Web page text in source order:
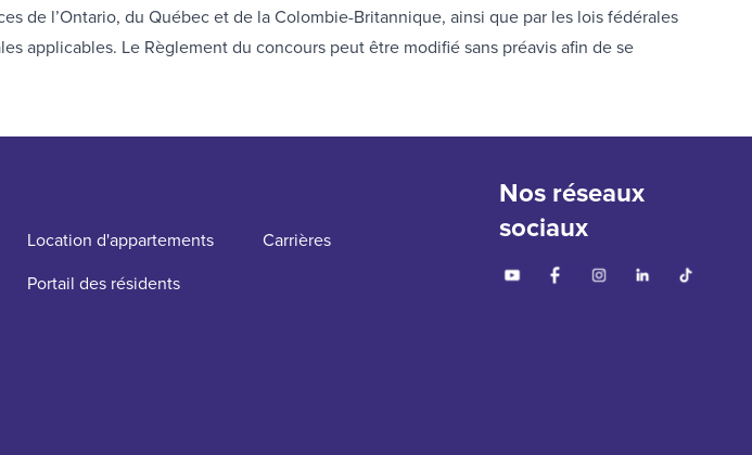
de l’Ontario, du Québec et de la Colombie-Britannique, ainsi que par les lois fédérales
applicables. Le Règlement du concours peut être modifié sans préavis afin de se
Location d'appartements
Carrières
Portail des résidents
Nos réseaux
sociaux